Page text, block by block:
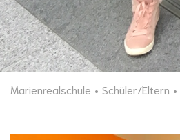
Marienrealschule Schüler/Eltern